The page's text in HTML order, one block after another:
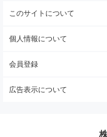
このサイトについて
個人情報について
会員登録
広告表示について